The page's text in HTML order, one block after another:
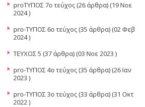
proΤΥΠΟΣ 7ο τεύχος (26 άρθρα) (19 Νοε
2024 )
pro-ΤΥΠΟΣ 6ο τεύχος (35 άρθρα) (02 Φεβ
2024 )
ΤΕΥΧΟΣ 5 (37 άρθρα) (03 Νοε 2023 )
pro-TYΠΟΣ 4ο τεύχος (35 άρθρα) (26 Ιαν
2023 )
pro-ΤΥΠΟΣ 3ο τεύχος (33 άρθρα) (31 Οκτ
2022 )